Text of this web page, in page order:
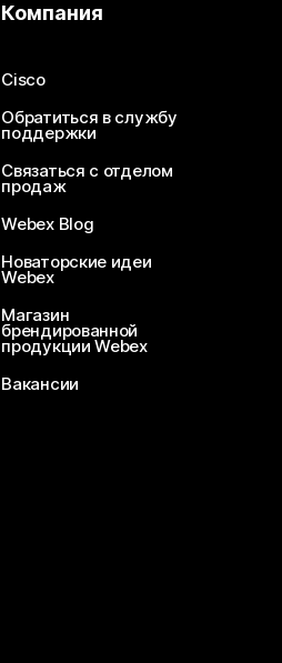
Компания
Cisco
Обратиться в службу
поддержки
Связаться с отделом
продаж
Webex Blog
Новаторские идеи
Webex
Магазин
брендированной
продукции Webex
Вакансии